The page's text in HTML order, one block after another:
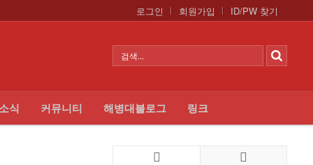
로그인 회원가입 ID/PW 찾기
식 커뮤니티 해병대블로그 링크